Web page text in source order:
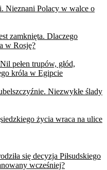
Nieznani Polacy w walce o
zamknięta. Dlaczego
w Rosję?
pełen trupów, głód,
króla w Egipcie
Niezwykłe ślady
życia wraca na ulice
się decyzja Piłsudskiego
wcześniej?